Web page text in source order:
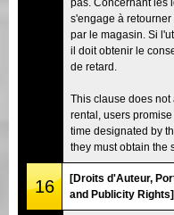
s'engage à
par le magasin. Si
il doit obtenir le
de retard.
This clause does not
rental, users
time designated by
they must obtain the
16
[Droits d'Auteur,
and Publicity Rights]